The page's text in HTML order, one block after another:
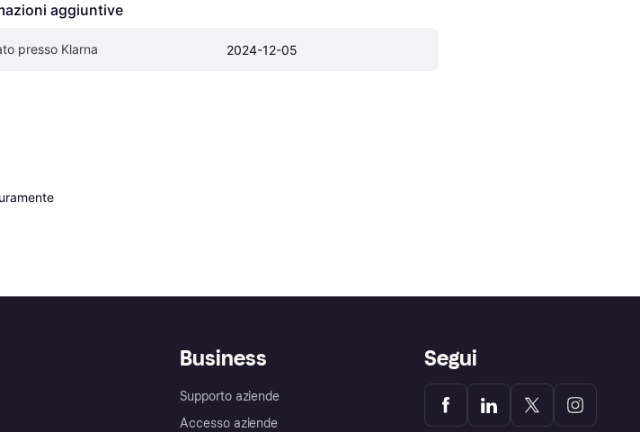
aggiuntive
presso Klarna 2024-12-05
Business
Supporto aziende
Accesso aziende
Segui